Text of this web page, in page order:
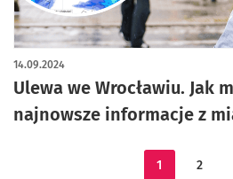
Ulewa we Wrocławiu. Jak
najnowsze informacje z
14.09.2024
1 2